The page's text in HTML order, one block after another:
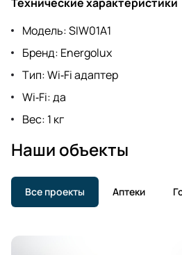
Модель: SIW01A1
Бренд: Energolux
Тип: Wi‑Fi адаптер
Wi‑Fi: да
Вес: 1 кг
Наши объекты
Все проекты Аптеки